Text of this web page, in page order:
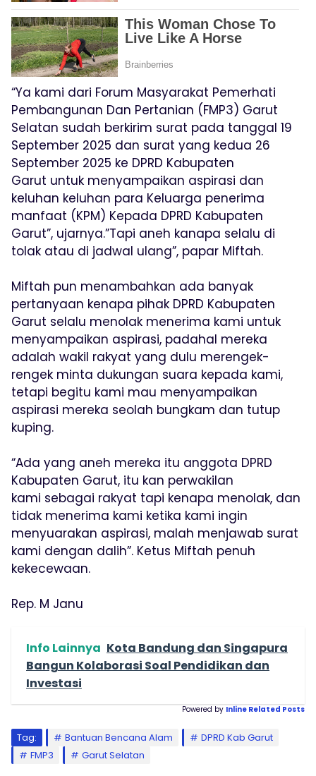
“Ya kami dari Forum Masyarakat Pemerhati
Pembangunan Dan Pertanian (FMP3) Garut
Selatan sudah berkirim surat pada tanggal 19
September 2025 dan surat yang kedua 26
September 2025 ke DPRD Kabupaten
Garut untuk menyampaikan aspirasi dan
keluhan keluhan para Keluarga penerima
manfaat (KPM) Kepada DPRD Kabupaten
Garut”, ujarnya.”Tapi aneh kanapa selalu di
tolak atau di jadwal ulang”, papar Miftah.
Miftah pun menambahkan ada banyak
pertanyaan kenapa pihak DPRD Kabupaten
Garut selalu menolak menerima kami untuk
menyampaikan aspirasi, padahal mereka
adalah wakil rakyat yang dulu merengek-
rengek minta dukungan suara kepada kami,
tetapi begitu kami mau menyampaikan
aspirasi mereka seolah bungkam dan tutup
kuping.
“Ada yang aneh mereka itu anggota DPRD
Kabupaten Garut, itu kan perwakilan
kami sebagai rakyat tapi kenapa menolak, dan
tidak menerima kami ketika kami ingin
menyuarakan aspirasi, malah menjawab surat
kami dengan dalih”. Ketus Miftah penuh
kekecewaan.
Rep. M Janu
Info Lainnya Kota Bandung dan Singapura
Bangun Kolaborasi Soal Pendidikan dan
Investasi
Powered by Inline Related Posts
Tag: Bantuan Bencana Alam
DPRD Kab Garut
FMP3
Garut Selatan